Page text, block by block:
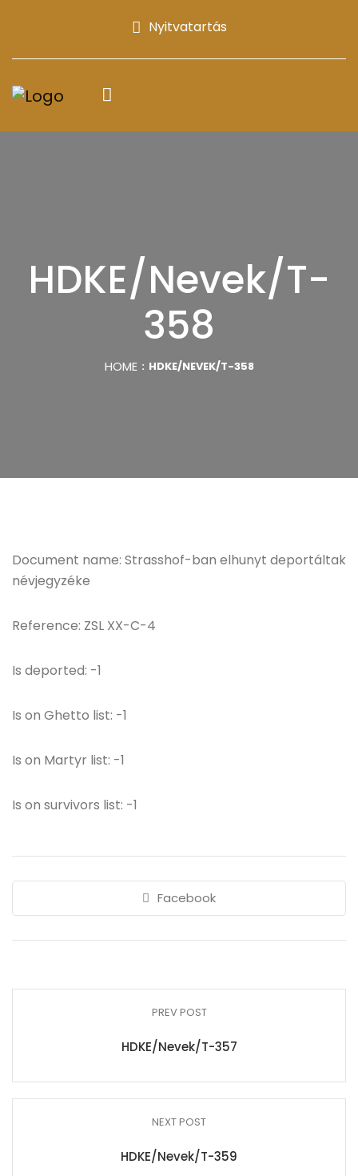
Nyitvatartás
HDKE/Nevek/T-
358
HOME HDKE/NEVEK/T-358
Document name: Strasshof-ban elhunyt deportáltak
névjegyzéke
Reference: ZSL XX-C-4
Is deported: -1
Is on Ghetto list: -1
Is on Martyr list: -1
Is on survivors list: -1
Facebook
PREV POST
HDKE/Nevek/T-357
NEXT POST
HDKE/Nevek/T-359